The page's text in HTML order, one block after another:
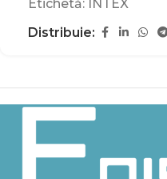
Etichetă:
INTEX
Distribuie: